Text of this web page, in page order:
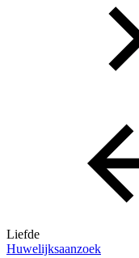
Liefde
Huwelijksaanzoek